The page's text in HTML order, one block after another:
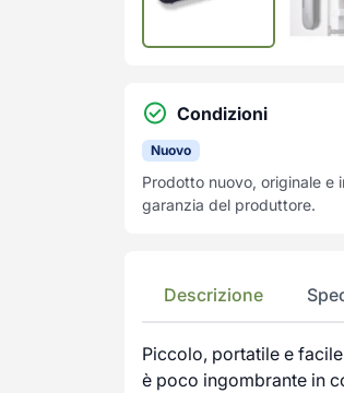
Condizioni
Nuovo
Prodotto nuovo, originale e
garanzia del produttore.
Descrizione
Piccolo, portatile e
è poco ingombrante in